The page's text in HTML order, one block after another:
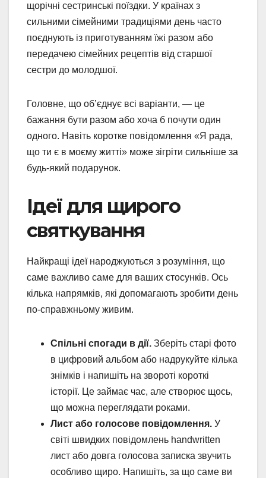
щорічні сестринські поїздки. У країнах з
сильними сімейними традиціями день часто
поєднують із приготуванням їжі разом або
передачею сімейних рецептів від старшої
сестри до молодшої.
Головне, що об’єднує всі варіанти, — це
бажання бути разом або хоча б почути один
одного. Навіть коротке повідомлення «Я рада,
що ти є в моєму житті» може зігріти сильніше за
будь-який подарунок.
Ідеї для щирого
святкування
Найкращі ідеї народжуються з розуміння, що
саме важливо саме для ваших стосунків. Ось
кілька напрямків, які допомагають зробити день
по-справжньому живим.
Спільні спогади в дії. Зберіть старі фото
в цифровий альбом або надрукуйте кілька
знімків і напишіть на звороті короткі
історії. Це займає час, але створює щось,
що можна переглядати роками.
Лист або голосове повідомлення. У
світі швидких повідомлень handwritten
лист або довга голосова записка звучить
особливо щиро. Напишіть, за що саме ви